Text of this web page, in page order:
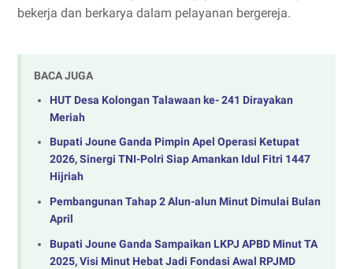
bekerja dan berkarya dalam pelayanan bergereja.
BACA JUGA
HUT Desa Kolongan Talawaan ke- 241 Dirayakan
Meriah
Bupati Joune Ganda Pimpin Apel Operasi Ketupat
2026, Sinergi TNI-Polri Siap Amankan Idul Fitri 1447
Hijriah
Pembangunan Tahap 2 Alun-alun Minut Dimulai Bulan
April
‎Bupati Joune Ganda Sampaikan LKPJ APBD Minut TA
2025, Visi Minut Hebat Jadi Fondasi Awal RPJMD